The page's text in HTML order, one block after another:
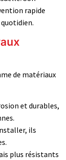
rapide
de matériaux
et durables,
ils
plus résistants